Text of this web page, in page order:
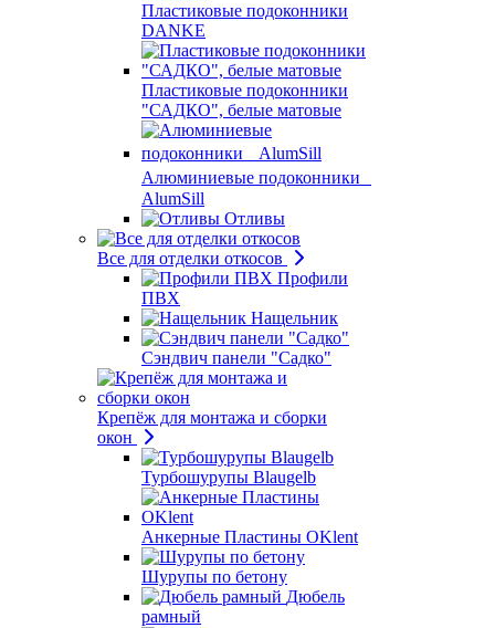
Пластиковые подоконники
DANKE
Пластиковые подоконники
"САДКО", белые матовые
Алюминиевые подоконники
AlumSill
Отливы
Все для отделки откосов
Профили
ПВХ
Нащельник
Сэндвич панели "Садко"
Крепёж для монтажа и сборки
окон
Турбошурупы Blaugelb
Анкерные Пластины OKlent
Шурупы по бетону
Дюбель
рамный